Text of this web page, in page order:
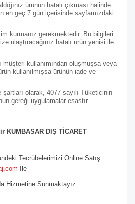
ürünün hatalı çıkması halinde
en geç 7 gün içerisinde sayfamızdaki
kurmanız gerekmektedir. Bu bilgileri
ulaştıracağınız hatalı ürün yenisi ile
müşteri kullanımından oluşmuşsa veya
kullanılmışsa ürünün iade ve
olarak, 4077 sayılı Tüketicinin
gereği uygulamalar esastır.
KUMBASAR DIŞ TİCARET
Tecrübelerimizi Online Satış
İle
Hizmetine Sunmaktayız.